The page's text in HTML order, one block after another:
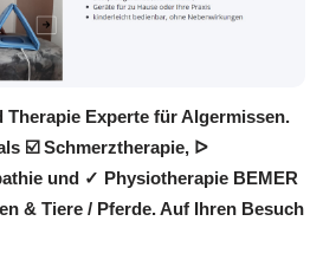
Therapie Experte für Algermissen.
☑️ Schmerztherapie, ᐅ
und ✓ Physiotherapie BEMER
& Tiere / Pferde. Auf Ihren Besuch